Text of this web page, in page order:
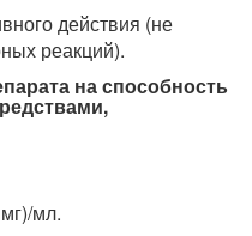
действия (не
реакций).
на способность
мл.